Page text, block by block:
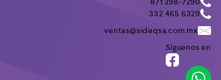
332 465 6329
ventas@sideqsa.com.mx
Síguenos en